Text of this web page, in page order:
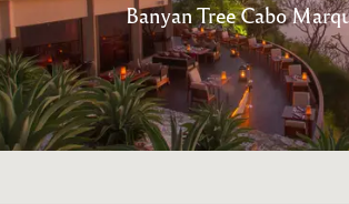
Banyan Tree Cabo